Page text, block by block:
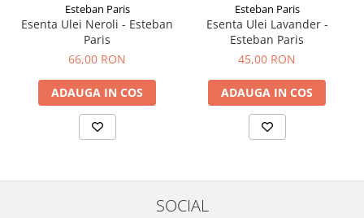
Esteban Paris
Esenta Ulei Neroli - Esteban
Paris
66,00 RON
ADAUGA IN COS
Esteban Paris
Esenta Ulei Lavander -
Esteban Paris
45,00 RON
ADAUGA IN COS
SOCIAL